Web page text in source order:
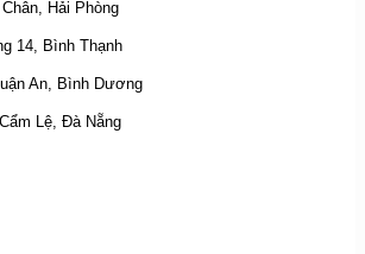
Hải Phòng
14, Bình Thạnh
An, Bình Dương
Lệ, Đà Nẵng